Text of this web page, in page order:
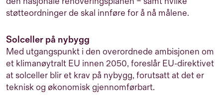
støtteordninger de skal innføre for å nå målene.
Solceller på nybygg
Med utgangspunkt i den overordnede ambisjonen om
et klimanøytralt EU innen 2050, foreslår EU-direktivet
at solceller blir et krav på nybygg, forutsatt at det er
teknisk og økonomisk gjennomførbart.